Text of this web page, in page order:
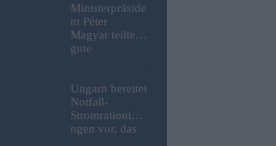
kurz vor dem
Zusammenbruc
h stand, hat
jedoch nichts
Ministerpräside
nt Péter
Magyar teilte
gute
freiwilliger
Verbrauchsred
uzierungen
mit, da erneut
Ungarn bereitet
Notfall-
Stromrationieru
ngen vor, das